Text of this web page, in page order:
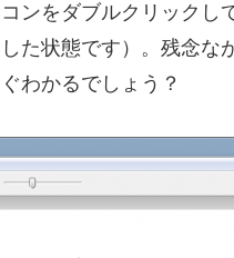
ンをダブルクリック
た状態です）。残念
わかるでしょう？